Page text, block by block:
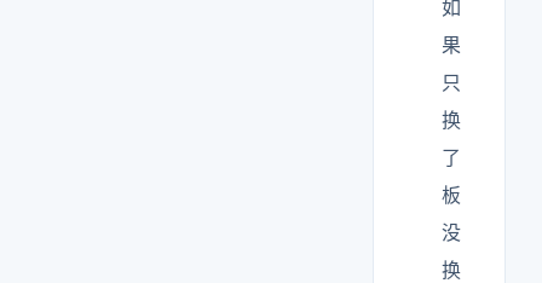
如
果
只
换
了
板
没
换